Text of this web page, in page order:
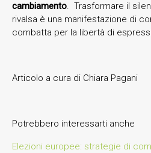
cambiamento. Trasformare il
rivalsa è una manifestazione di
combatta per la libertà di
Articolo a cura di Chiara Pagani
Potrebbero interessarti anche
Elezioni europee: strategie di